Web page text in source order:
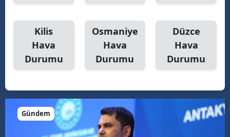
Kilis
Hava
Durumu
Osmaniye
Hava
Durumu
Düzce
Hava
Durumu
Gündem